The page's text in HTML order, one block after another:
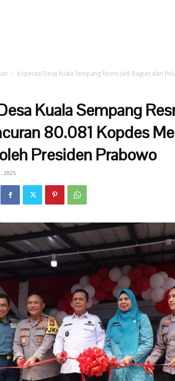
Koperasi Desa Kuala Sempang Resmi Jadi Bagian dari
Kuala Sempang
80.081 Kopdes
Presiden Prabowo
2025